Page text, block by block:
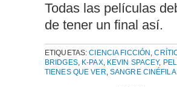
Todas las películas
de tener un final así.
ETIQUETAS:CIENCIA FICCIÓN ,
BRIDGES, K-PAX, KEVIN SPACEY,
TIENES QUE VER SANGRE CINÉFILA